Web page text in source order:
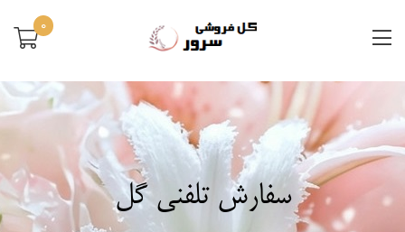
0
سفارش تلفنی گل